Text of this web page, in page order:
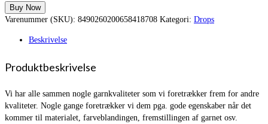
pris
var:
er:
Buy Now
Varenummer (SKU): 8490260200658418708 Kategori: Drops
Beskrivelse
Produktbeskrivelse
Vi har alle sammen nogle garnkvaliteter som vi foretrækker frem for andre
kvaliteter. Nogle gange foretrækker vi dem pga. gode egenskaber når det
kommer til materialet, farveblandingen, fremstillingen af garnet osv.